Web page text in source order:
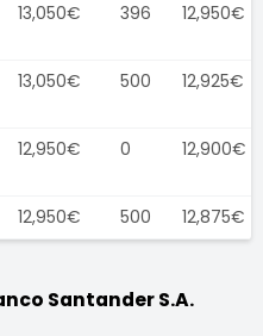
13,050€ 396 12,950€
13,050€ 500 12,925€
12,950€ 0 12,900€
12,950€ 500 12,875€
Santander S.A.